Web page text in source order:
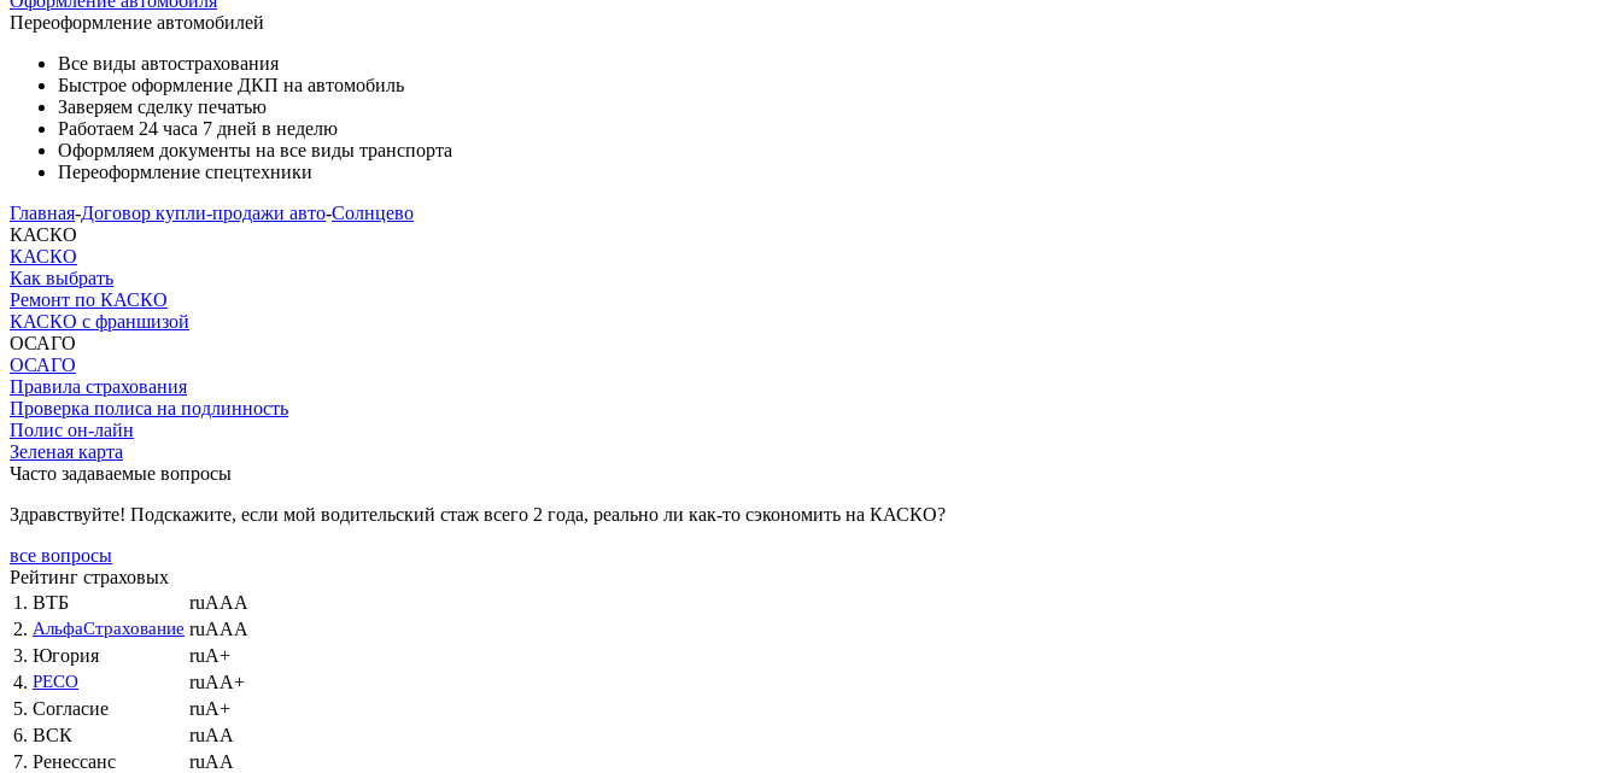
Переоформление автомобилей
Все виды автострахования
Быстрое оформление ДКП на автомобиль
Заверяем сделку печатью
Работаем 24 часа 7 дней в неделю
Оформляем документы на все виды транспорта
Переоформление спецтехники
Главная-Договор купли-продажи авто-Солнцево
КАСКО
КАСКО
Как выбрать
Ремонт по КАСКО
КАСКО с франшизой
ОСАГО
ОСАГО
Правила страхования
Проверка полиса на подлинность
Полис он-лайн
Зеленая карта
Часто задаваемые вопросы
Здравствуйте! Подскажите, если мой водительский стаж всего 2 года, реально ли как-то сэкономить на КАСКО?
все вопросы
Рейтинг страховых
1. ВТБ
ruAAA
2. АльфаСтрахование ruAAA
3. Югория
ruA+
4. РЕСО
ruAA+
5. Согласие
ruA+
6. ВСК
ruAA
7. Ренессанс
ruAA